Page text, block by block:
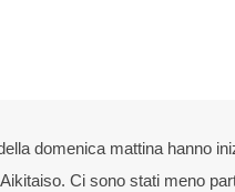
domenica mattina hanno
Ci sono stati meno